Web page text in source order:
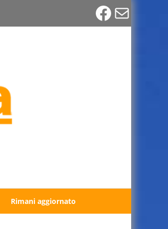
Email
Rimani aggiornato